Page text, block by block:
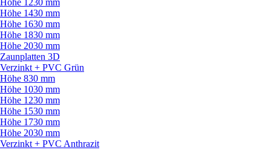
Höhe 1230 mm
Höhe 1430 mm
Höhe 1630 mm
Höhe 1830 mm
Höhe 2030 mm
Zaunplatten 3D
Verzinkt + PVC Grün
Höhe 830 mm
Höhe 1030 mm
Höhe 1230 mm
Höhe 1530 mm
Höhe 1730 mm
Höhe 2030 mm
Verzinkt + PVC Anthrazit